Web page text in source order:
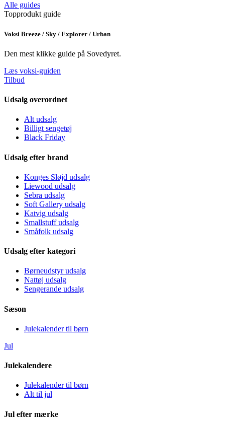
Alle guides
Topprodukt guide
Voksi Breeze / Sky / Explorer / Urban
Den mest klikke guide på Sovedyret.
Læs voksi-guiden
Tilbud
Udsalg overordnet
Alt udsalg
Billigt sengetøj
Black Friday
Udsalg efter brand
Konges Sløjd udsalg
Liewood udsalg
Sebra udsalg
Soft Gallery udsalg
Katvig udsalg
Smallstuff udsalg
Småfolk udsalg
Udsalg efter kategori
Børneudstyr udsalg
Nattøj udsalg
Sengerande udsalg
Sæson
Julekalender til børn
Jul
Julekalendere
Julekalender til børn
Alt til jul
Jul efter mærke